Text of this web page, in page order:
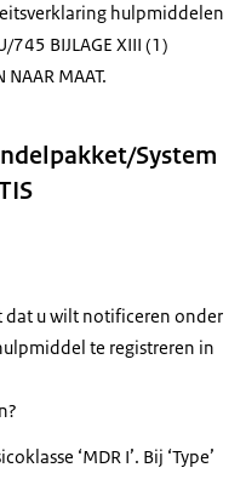
hulpmiddelen
BIJLAGE XIII (1)
NAAR MAAT.
System
dat u wilt notificeren onder
te registreren in
‘MDR I’. Bij ‘Type’